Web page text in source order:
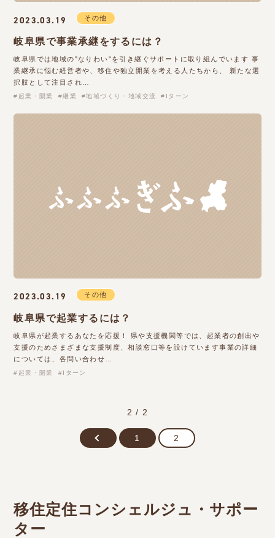
2023.03.19 その他
岐阜県で事業承継をするには？
岐阜県では地域の"なりわい"を引き継ぐサポートに取り組んでいます 事
業継承に悩む経営者や、移住や独立開業を考える人たちから、 新たな選
択肢として注目され…
起業・開業 継業 地域づくり・地域交流 Iターン
2023.03.19 その他
岐阜県で起業するには？
岐阜県が起業するあなたを応援！ 県や支援機関等では、起業者の創出や
支援のためさまざまな支援制度、相談窓口等を設けています事業の詳細
については、各問い合わせ…
起業・開業 Iターン
2 / 2
1 2
移住定住コンシェルジュ・サポー
ター